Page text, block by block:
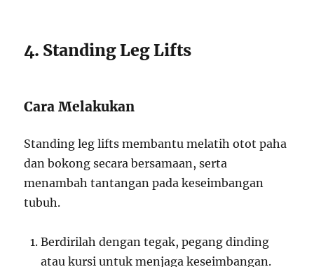
4. Standing Leg Lifts
Cara Melakukan
Standing leg lifts membantu melatih otot paha
dan bokong secara bersamaan, serta
menambah tantangan pada keseimbangan
tubuh.
Berdirilah dengan tegak, pegang dinding
atau kursi untuk menjaga keseimbangan.